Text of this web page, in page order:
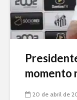
momento
20 de abril de